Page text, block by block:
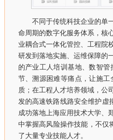
不同于传统科技企业的单
命周期的数字化服务体系，核
业耦合式一体化管控、工程院
研发到落地实施、运维保障的
的产业工人培训基地、数智
节、溯源困难等痛点，让施
质；在工程人才培养领域，公
发的高速铁路线路安全维护虚
成功落地上海应用技术大学、
中掌握高风险操作技能，不仅
了大量专业技能人才。